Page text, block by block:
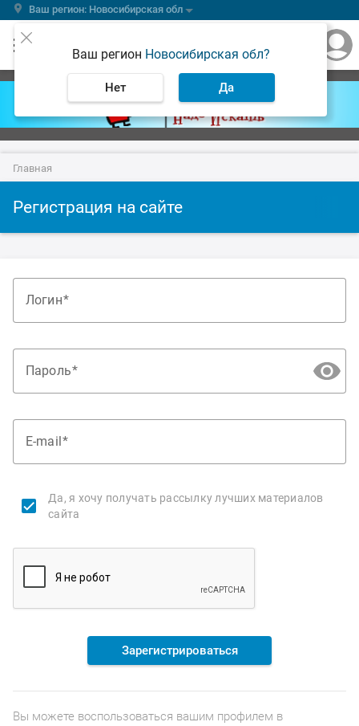
Ваш регион: Новосибирская обл
Ваш регион Новосибирская обл?
Нет Да
Главная
Регистрация на сайте
Логин
Пароль
E-mail
Да, я хочу получать рассылку лучших материалов
сайта
Зарегистрироваться
Вы можете воспользоваться вашим профилем в